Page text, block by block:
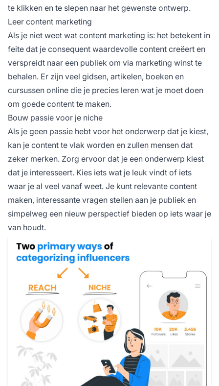
te klikken en te slepen naar het gewenste ontwerp.
Leer content marketing
Als je niet weet wat content marketing is: het betekent in
feite dat je consequent waardevolle content creëert en
verspreidt naar een publiek om via marketing winst te
behalen. Er zijn veel gidsen, artikelen, boeken en
cursussen online die je precies leren wat je moet doen
om goede content te maken.
Bouw passie voor je niche
Als je geen passie hebt voor het onderwerp dat je kiest,
kan je content te vlak worden en zullen mensen dat
zeker merken. Zorg ervoor dat je een onderwerp kiest
dat je interesseert. Kies iets wat je leuk vindt of iets
waar je al veel vanaf weet. Je kunt relevante content
maken, interessante vragen stellen aan je publiek en
simpelweg een nieuw perspectief bieden op iets waar je
van houdt.